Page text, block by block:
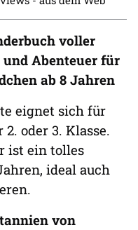
voller
Abenteuer für
ab 8 Jahren
eignet sich für
oder 3. Klasse.
ist ein tolles
ideal auch
von